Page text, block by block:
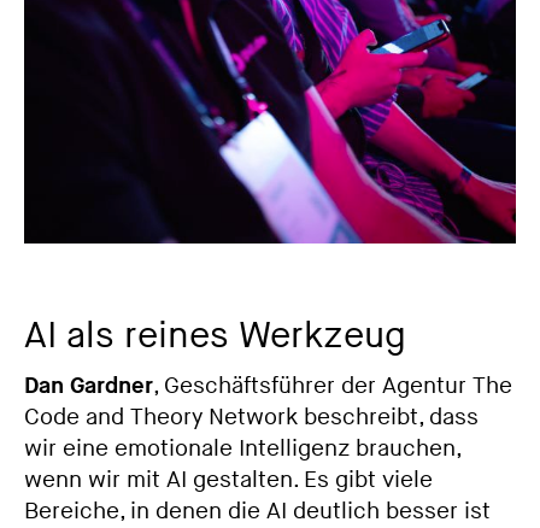
AI als reines Werkzeug
Dan Gardner, Geschäftsführer der Agentur The
Code and Theory Network beschreibt, dass
wir eine emotionale Intelligenz brauchen,
wenn wir mit AI gestalten. Es gibt viele
Bereiche, in denen die AI deutlich besser ist